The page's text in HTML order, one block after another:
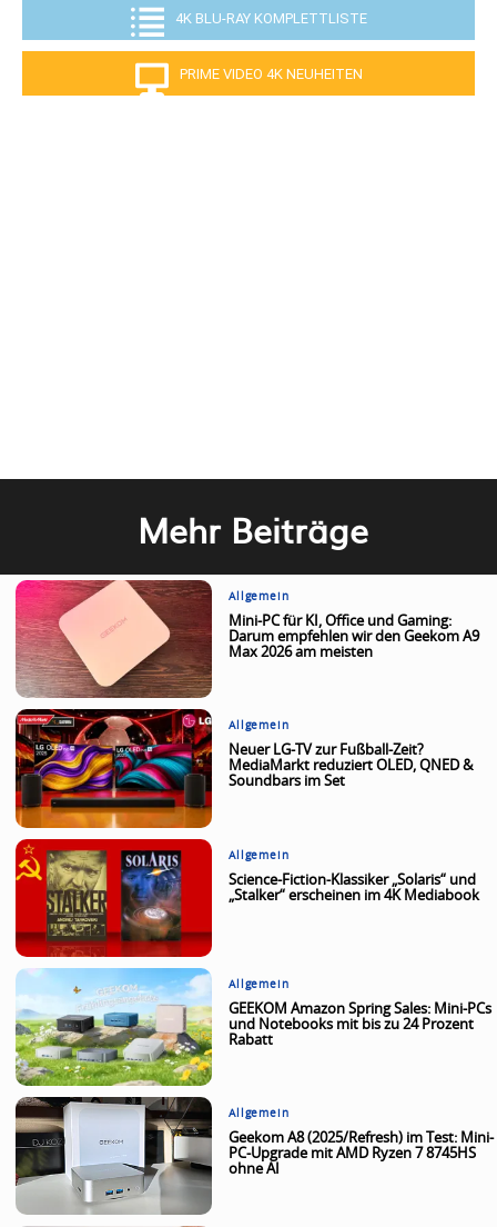
4K BLU-RAY KOMPLETTLISTE
PRIME VIDEO 4K NEUHEITEN
Mehr Beiträge
Allgemein
Mini-PC für KI, Office und Gaming:
Darum empfehlen wir den Geekom A9
Max 2026 am meisten
Allgemein
Neuer LG-TV zur Fußball-Zeit?
MediaMarkt reduziert OLED, QNED &
Soundbars im Set
Allgemein
Science-Fiction-Klassiker „Solaris“ und
„Stalker“ erscheinen im 4K Mediabook
Allgemein
GEEKOM Amazon Spring Sales: Mini-PCs
und Notebooks mit bis zu 24 Prozent
Rabatt
Allgemein
Geekom A8 (2025/Refresh) im Test: Mini-
PC-Upgrade mit AMD Ryzen 7 8745HS
ohne AI